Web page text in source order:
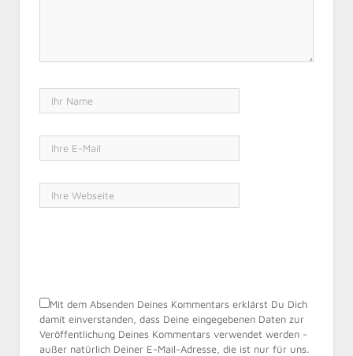
Mit dem Absenden Deines Kommentars erklärst Du Dich
damit einverstanden, dass Deine eingegebenen Daten zur
Veröffentlichung Deines Kommentars verwendet werden -
außer natürlich Deiner E-Mail-Adresse, die ist nur für uns.